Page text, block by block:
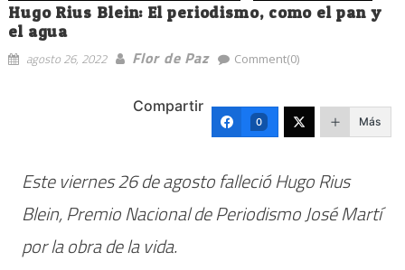
Hugo Rius Blein: El periodismo, como el pan y
el agua
agosto 26, 2022 Flor de Paz Comment(0)
Compartir
0 Más
Este viernes 26 de agosto falleció Hugo Rius
Blein, Premio Nacional de Periodismo José Martí
por la obra de la vida.